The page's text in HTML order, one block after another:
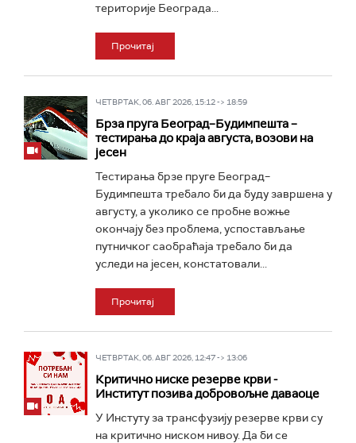
територије Београда...
Прочитај
ЧЕТВРТАК, 06. АВГ 2026, 15:12 -> 18:59
Брза пруга Београд–Будимпешта –
тестирања до краја августа, возови на
јесен
Тестирања брзе пруге Београд–
Будимпешта требало би да буду завршена у
августу, а уколико се пробне вожње
окончају без проблема, успостављање
путничког саобраћаја требало би да
уследи на јесен, констатовали...
Прочитај
ЧЕТВРТАК, 06. АВГ 2026, 12:47 -> 13:06
Критично ниске резерве крви -
Институт позива добровољне даваоце
У Инстуту за трансфузију резерве крви су
на критично ниском нивоу. Да би се